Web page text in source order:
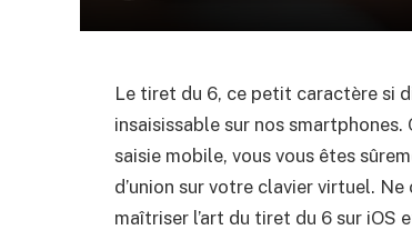
Le tiret du 6, ce petit caractère si
insaisissable sur nos
saisie mobile, vous vous êtes
d’union sur votre clavier virtuel.
maîtriser l’art du tiret du 6 sur